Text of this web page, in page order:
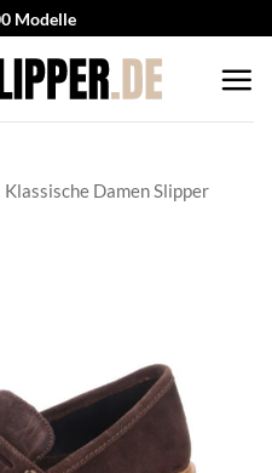
Modelle
Klassische Damen Slipper